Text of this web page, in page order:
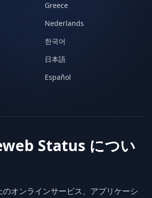
Greece
Nederlands
한국어
日本語
Español
Status につい
オンラインサービス、アプリケーシ